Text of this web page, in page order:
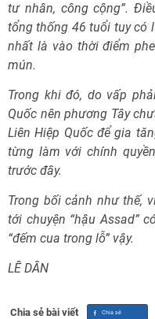
tư nhân, công cộng”.
tổng thống 46 tuổi tuy có
nhất là vào thời điểm
mún.
Trong khi đó, do vấp
Quốc nên phương Tây
Liên Hiệp Quốc để gia
từng làm với chính
trước đây.
Trong bối cảnh như thế,
tới chuyện “hậu Assad”
“đếm cua trong lỗ” vậy.
LÊ DÂN
Chia sẻ bài viết